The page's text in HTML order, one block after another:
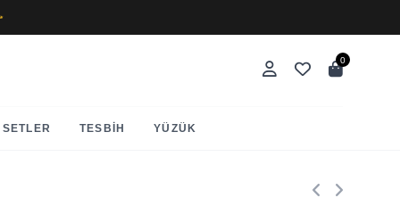
0
SETLER TESBIH YÜZÜK